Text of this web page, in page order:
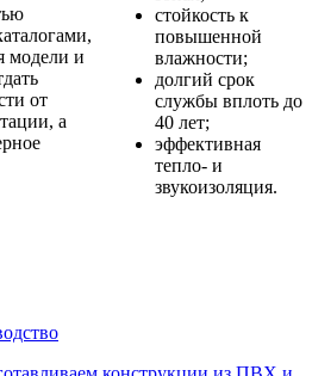
модели и
от
а
стойкость к
повышенной
влажности;
долгий срок
службы вплоть до
40 лет;
эффективная
тепло- и
звукоизоляция.